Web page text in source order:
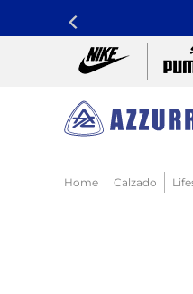
Calzado
nike pacific